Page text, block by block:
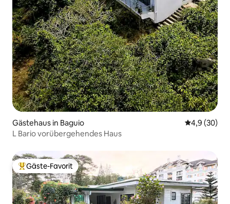
Gästehaus in Baguio
4,9 (30)
L Bario vorübergehendes Haus
Beliebter Gäste-Favorit.
Gäste-Favorit